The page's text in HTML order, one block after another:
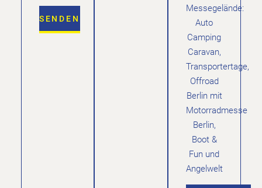
SENDEN
Messegelände:
Auto
Camping
Caravan,
Transportertage,
Offroad
Berlin mit
Motorradmesse
Berlin,
Boot &
Fun und
Angelwelt